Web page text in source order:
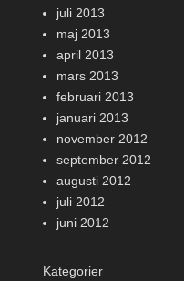
juli 2013
maj 2013
april 2013
mars 2013
februari 2013
januari 2013
november 2012
september 2012
augusti 2012
juli 2012
juni 2012
Kategorier